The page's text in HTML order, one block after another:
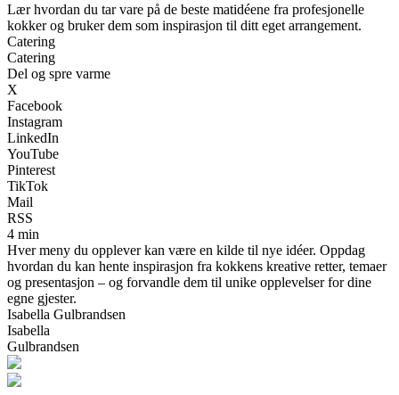
Lær hvordan du tar vare på de beste matidéene fra profesjonelle
kokker og bruker dem som inspirasjon til ditt eget arrangement.
Catering
Catering
Del og spre varme
X
Facebook
Instagram
LinkedIn
YouTube
Pinterest
TikTok
Mail
RSS
4 min
Hver meny du opplever kan være en kilde til nye idéer. Oppdag
hvordan du kan hente inspirasjon fra kokkens kreative retter, temaer
og presentasjon – og forvandle dem til unike opplevelser for dine
egne gjester.
Isabella Gulbrandsen
Isabella
Gulbrandsen